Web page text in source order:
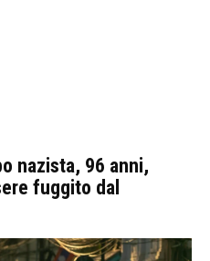
nazista, 96 anni,
fuggito dal